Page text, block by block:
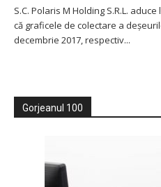
S.C. Polaris M Holding S.R.L.
că graficele de colectare a
decembrie 2017, respectiv...
Gorjeanul 100